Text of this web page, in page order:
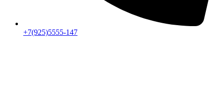
+7(925)5555-147